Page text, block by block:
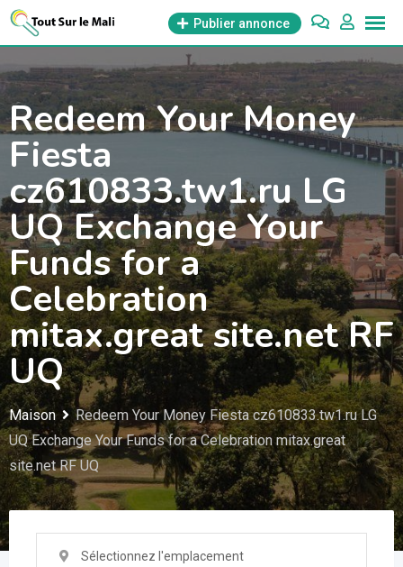
Aller
Publier annonce
Redeem Your Money
Fiesta
cz610833.tw1.ru LG
UQ Exchange Your
Funds for a
Celebration
mitax.great site.net RF
UQ
Maison
Redeem Your Money Fiesta cz610833.tw1.ru LG
UQ Exchange Your Funds for a Celebration mitax.great
site.net RF UQ
Sélectionnez l'emplacement